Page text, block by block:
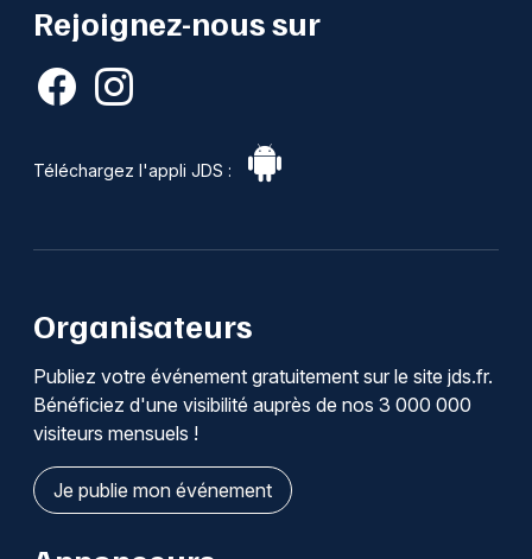
Rejoignez-nous sur
Téléchargez l'appli JDS :
Organisateurs
Publiez votre événement gratuitement sur le site jds.fr.
Bénéficiez d'une visibilité auprès de nos 3 000 000
visiteurs mensuels !
Je publie mon événement